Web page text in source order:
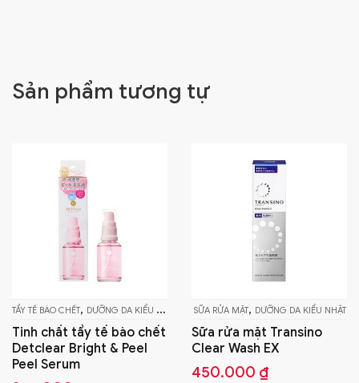
Sản phẩm tương tự
SERUM - TINH CHẤT
SỮA RỬA MẶT,DƯỠNG DA KIỂU NHẬT
Sữa rửa mặt Transino
Clear Wash EX
450.000₫
NƯỚC HOA HỒNG,DƯỠNG DA KIỂU NHẬT
Nước hoa hồng Transino
Whitening Clear Lotion
EX